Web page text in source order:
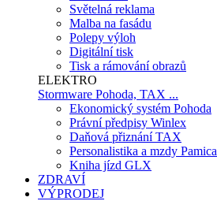
Světelná reklama
Malba na fasádu
Polepy výloh
Digitální tisk
Tisk a rámování obrazů
ELEKTRO
Stormware Pohoda, TAX ...
Ekonomický systém Pohoda
Právní předpisy Winlex
Daňová přiznání TAX
Personalistika a mzdy Pamica
Kniha jízd GLX
ZDRAVÍ
VÝPRODEJ